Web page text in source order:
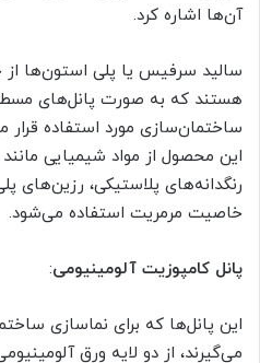
آن‌ها اشاره کرد.
سالید سرفیس یا پلی استون‌ها
هستند که به صورت پانل‌های
ساختمان‌سازی مورد استفاده
این محصول از مواد شیمیایی
رنگدانه‌های پلاستیکی، رزین‌های
خاصیت مرمریت استفاده می‌شود.
پانل کامپوزیت آلومینیومی:
این پانل‌ها که برای نماسازی
می‌گیرند، از دو لایه ورق